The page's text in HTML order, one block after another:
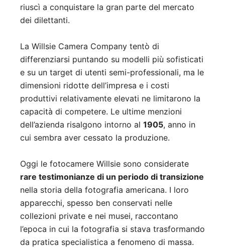
riuscì a conquistare la gran parte del mercato
dei dilettanti.
La Willsie Camera Company tentò di
differenziarsi puntando su modelli più sofisticati
e su un target di utenti semi-professionali, ma le
dimensioni ridotte dell’impresa e i costi
produttivi relativamente elevati ne limitarono la
capacità di competere. Le ultime menzioni
dell’azienda risalgono intorno al 1905, anno in
cui sembra aver cessato la produzione.
Oggi le fotocamere Willsie sono considerate
rare testimonianze di un periodo di transizione
nella storia della fotografia americana. I loro
apparecchi, spesso ben conservati nelle
collezioni private e nei musei, raccontano
l’epoca in cui la fotografia si stava trasformando
da pratica specialistica a fenomeno di massa.